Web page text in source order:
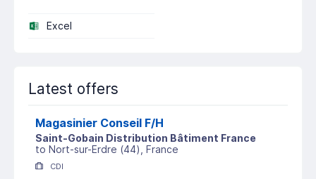
Excel
Latest offers
Magasinier Conseil F/H
Saint-Gobain Distribution Bâtiment France
to Nort-sur-Erdre (44) , France
CDI